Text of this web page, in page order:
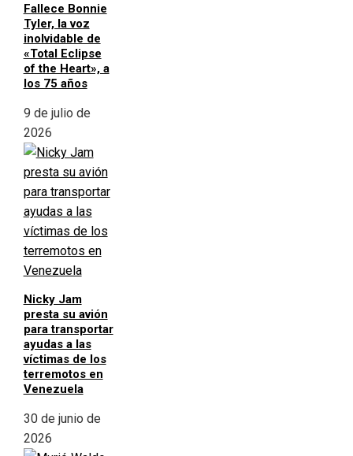
Fallece Bonnie
Tyler, la voz
inolvidable de
«Total Eclipse
of the Heart», a
los 75 años
9 de julio de
2026
Nicky Jam
presta su avión
para transportar
ayudas a las
víctimas de los
terremotos en
Venezuela
30 de junio de
2026